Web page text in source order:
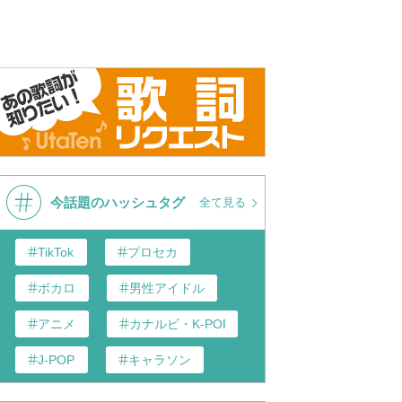
今話題のハッシュタグ 全て見る
TikTok プロセカ
ボカロ 男性アイドル
アニメ カナルビ・K-POP和訳
J-POP キャラソン